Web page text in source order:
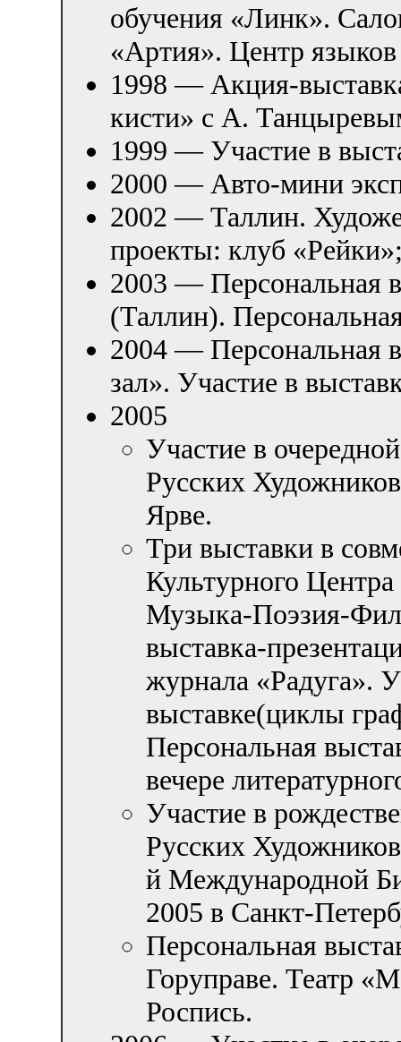
обучения «Линк».
«Артия». Центр
1998 — Акция-
кисти» с А.
1999 — Участие в
2000 — Авто-мини
2002 — Таллин.
проекты: клуб
2003 — Персональная
(Таллин).
2004 — Персональная
зал». Участие в
2005
Участие в
Русских
Ярве.
Три выставки в
Культурного
Музыка-Поэзия-
выставка-
журнала «Радуга».
выставке(циклы
Персональная
вечере
Участие в
Русских
й Международной
2005 в Санкт-
Персональная
Горуправе. Театр
Роспись.